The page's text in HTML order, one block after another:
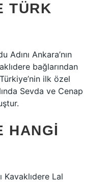
TÜRK
Adını Ankara’nın
bağlarından
ilk özel
Sevda ve Cenap
HANGI
Kavaklıdere Lal